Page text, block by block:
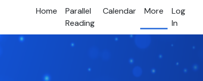
Home
Parallel
Reading
Calendar More
Log
In